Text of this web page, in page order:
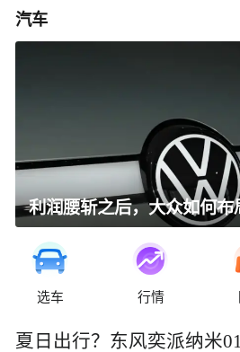
汽车
选车 行情
夏日出行？东风奕派纳米01